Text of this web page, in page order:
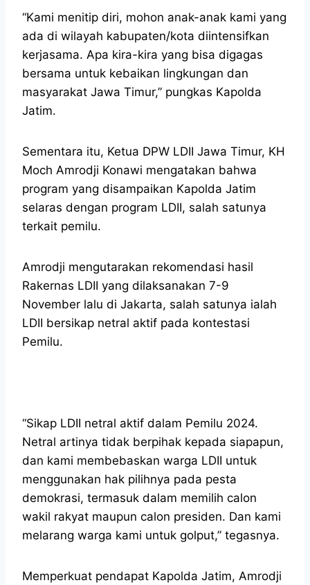
“Kami menitip diri, mohon anak-anak kami yang
ada di wilayah kabupaten/kota diintensifkan
kerjasama. Apa kira-kira yang bisa digagas
bersama untuk kebaikan lingkungan dan
masyarakat Jawa Timur,” pungkas Kapolda
Jatim.
Sementara itu, Ketua DPW LDII Jawa Timur, KH
Moch Amrodji Konawi mengatakan bahwa
program yang disampaikan Kapolda Jatim
selaras dengan program LDII, salah satunya
terkait pemilu.
Amrodji mengutarakan rekomendasi hasil
Rakernas LDII yang dilaksanakan 7-9
November lalu di Jakarta, salah satunya ialah
LDII bersikap netral aktif pada kontestasi
Pemilu.
“Sikap LDII netral aktif dalam Pemilu 2024.
Netral artinya tidak berpihak kepada siapapun,
dan kami membebaskan warga LDII untuk
menggunakan hak pilihnya pada pesta
demokrasi, termasuk dalam memilih calon
wakil rakyat maupun calon presiden. Dan kami
melarang warga kami untuk golput,” tegasnya.
Memperkuat pendapat Kapolda Jatim, Amrodji